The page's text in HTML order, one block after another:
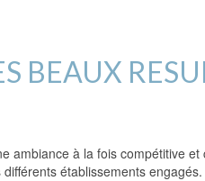
BEAUX
ambiance à la fois compétitive
établissements engagés.